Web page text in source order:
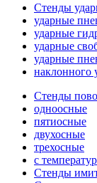
Стенды
ударные
ударные
ударные
ударные
наклонного
Стенды
одноосные
пятиосные
двухосные
трехосные
с
Стенды